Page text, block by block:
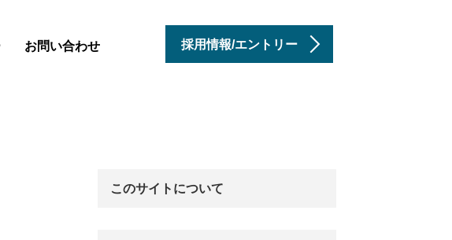
お問い合わせ 採用情報/エントリー
このサイトについて